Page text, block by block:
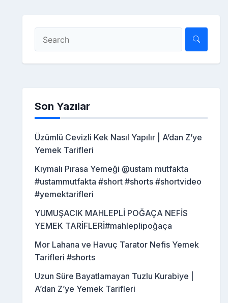
Son Yazılar
Üzümlü Cevizli Kek Nasıl Yapılır | A’dan Z’ye
Yemek Tarifleri
Kıymalı Pırasa Yemeği @ustam mutfakta
#ustammutfakta #short #shorts #shortvideo
#yemektarifleri
YUMUŞACIK MAHLEPLİ POĞAÇA NEFİS
YEMEK TARİFLERİ#mahleplipoğaça
Mor Lahana ve Havuç Tarator Nefis Yemek
Tarifleri #shorts
Uzun Süre Bayatlamayan Tuzlu Kurabiye |
A’dan Z’ye Yemek Tarifleri